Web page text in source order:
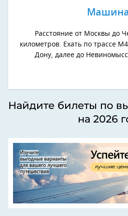
Машина
Расстояние от Москвы до
километров. Ехать по трассе
Дону, далее до
Найдите билеты по
на 2026